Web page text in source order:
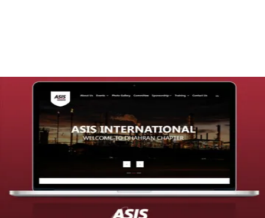
تصميم موقع شركة asis
التفاصيل